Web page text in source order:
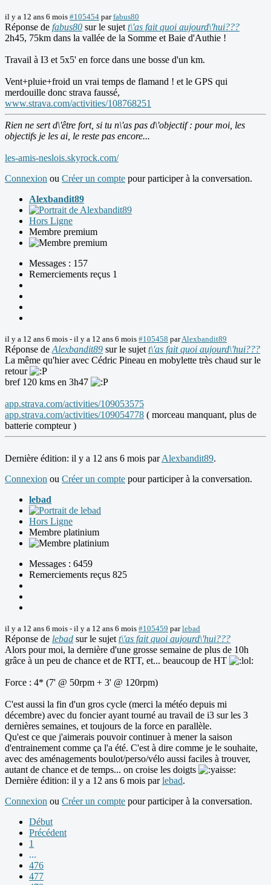
il y a 12 ans 6 mois #105454 parfabus80
Réponse de fabus80 sur le sujet t\'as fait quoi aujourd\'hui???
2h45, 75km dans la vallée de la Somme et Baie d'Authie !
Travail à I3 et 5x5' en force dans une bosse d'un km.
Vent+pluie+froid un vrai temps de flamand ! et le GPS qui
merdouille donc strava faussé,
www.strava.com/activities/108768251
Rien ne sert d\'être fort, si tu n\'as pas d\'objectif : pour moi, les
objectifs je les ai, le reste pas encore...
les-amis-neslois.skyrock.com/
Connexion ou Créer un compte pour participer à la conversation.
Alexbandit89
Hors Ligne
Membre premium
Messages : 157
Remerciements reçus 1
il y a 12 ans 6 mois - il y a 12 ans 6 mois #105458 parAlexbandit89
Réponse de Alexbandit89 sur le sujet t\'as fait quoi aujourd\'hui???
La même qu'hier avec Cédric Pineau en mobylette très chaud sur le
retour
bref 120 kms en 3h47
app.strava.com/activities/109053575
app.strava.com/activities/109054778 ( morceau manquant, plus de
batterie compteur )
Dernière édition: il y a 12 ans 6 mois parAlexbandit89.
Connexion ou Créer un compte pour participer à la conversation.
lebad
Hors Ligne
Membre platinium
Messages : 6459
Remerciements reçus 825
il y a 12 ans 6 mois - il y a 12 ans 6 mois #105459 parlebad
Réponse de lebad sur le sujet t\'as fait quoi aujourd\'hui???
Alors pour moi, la dernière d'une grosse semaine de plus de 10h
grâce à un peu de chance et de RTT, et... beaucoup de HT
Force : 4* (7' @ 50rpm + 3' @ 120rpm)
C'est aussi la fin d'un gros cycle (merci la météo depuis mi
décembre) avec du foncier ayant tourné au travail de i3 sur les 3
dernières semaines, et toujours de la force en parallèle.
Qu'est ce que j'aimerais pouvoir continuer à mener la saison
d'entrainement comme ça l'a été. C'est à dire comme je le souhaite,
avec des aménagements boulot/perso/vélo aussi faciles à trouver,
autant de chance et de temps... on croise les doigts
Dernière édition: il y a 12 ans 6 mois parlebad.
Connexion ou Créer un compte pour participer à la conversation.
Début
Précédent
1
...
476
477